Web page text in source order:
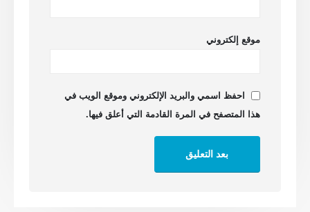
موقع إلكتروني
احفظ اسمي والبريد الإلكتروني وموقع الويب في
هذا المتصفح في المرة القادمة التي أعلق فيها.